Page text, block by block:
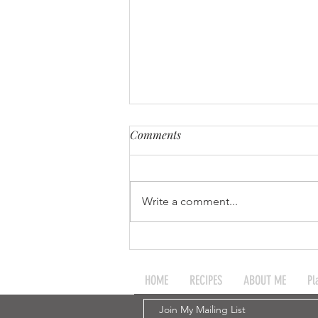
Comments
Write a comment...
HOME RECIPES ABOUT ME